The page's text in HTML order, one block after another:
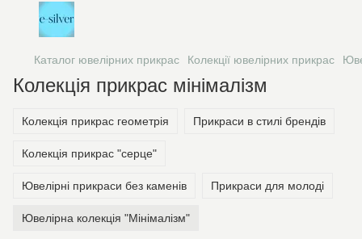
Каталог ювелірних прикрас Колекції ювелірних прикрас
Колекція прикрас мінімалізм
Колекція прикрас геометрія Прикраси в стилі брендів
Колекція прикрас "серце"
Ювелірні прикраси без каменів Прикраси для молоді
Ювелірна колекція "Мінімалізм"